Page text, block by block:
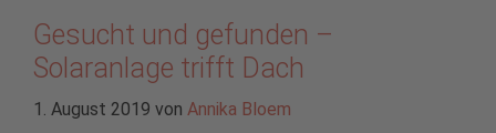
Gesucht und gefunden –
Solaranlage trifft Dach
1. August 2019 von Annika Bloem